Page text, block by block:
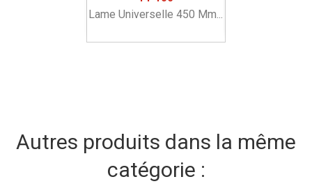
Lame Universelle 450 Mm...
Autres produits dans la même
catégorie :